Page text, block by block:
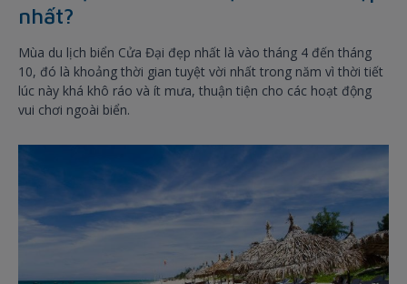
nhất?
Mùa du lịch biển Cửa Đại đẹp nhất là vào tháng 4 đến tháng
10, đó là khoảng thời gian tuyệt vời nhất trong năm vì thời tiết
lúc này khá khô ráo và ít mưa, thuận tiện cho các hoạt động
vui chơi ngoài biển.